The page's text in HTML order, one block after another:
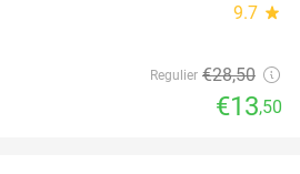
9.7 star
Regulier €28,50
€13,50